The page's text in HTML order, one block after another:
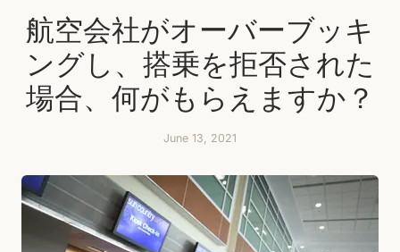
航空会社がオーバーブッキ
ングし、搭乗を拒否された
場合、何がもらえますか？
June 13, 2021